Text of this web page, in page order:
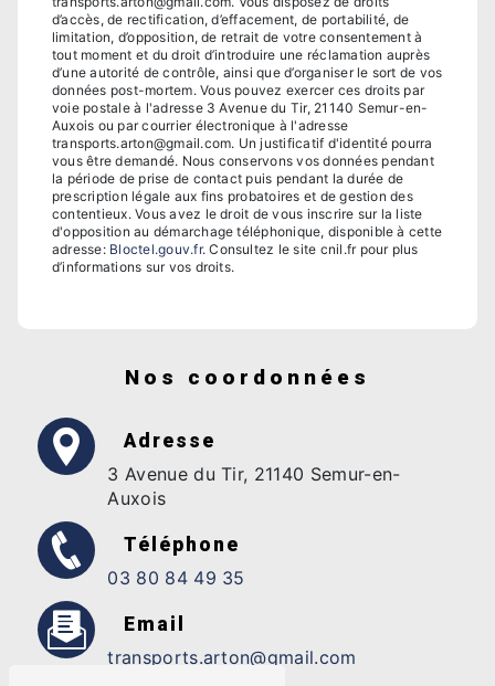
d’accès, de rectification, d’effacement, de portabilité, de
limitation, d’opposition, de retrait de votre consentement à
tout moment et du droit d’introduire une réclamation auprès
d’une autorité de contrôle, ainsi que d’organiser le sort de vos
données post-mortem. Vous pouvez exercer ces droits par
voie postale à l'adresse 3 Avenue du Tir, 21140 Semur-en-
Auxois ou par courrier électronique à l'adresse
transports.arton@gmail.com. Un justificatif d'identité pourra
vous être demandé. Nous conservons vos données pendant
la période de prise de contact puis pendant la durée de
prescription légale aux fins probatoires et de gestion des
contentieux. Vous avez le droit de vous inscrire sur la liste
d'opposition au démarchage téléphonique, disponible à cette
adresse: Bloctel.gouv.fr. Consultez le site cnil.fr pour plus
d’informations sur vos droits.
Nos coordonnées
Adresse
3 Avenue du Tir, 21140 Semur-en-
Auxois
Téléphone
03 80 84 49 35
Email
transports.arton@gmail.com